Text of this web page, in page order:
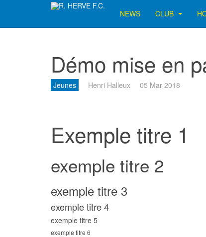
NEWS CLUB
Démo mise en
Jeunes Henri Halleux 05 Mar 2018
Exemple titre 1
exemple titre 2
exemple titre 3
exemple titre 4
exemple titre 5
exemple titre 6